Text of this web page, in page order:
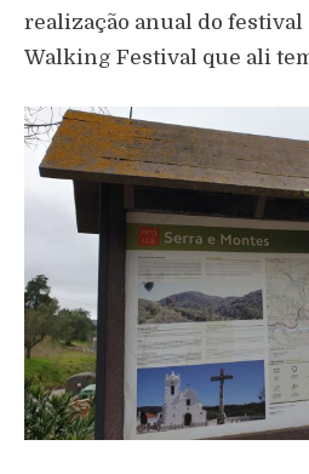
realização anual do festival
Walking Festival que ali